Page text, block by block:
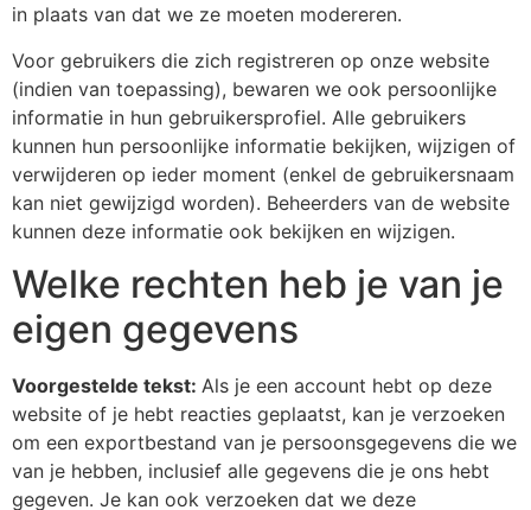
in plaats van dat we ze moeten modereren.
Voor gebruikers die zich registreren op onze website
(indien van toepassing), bewaren we ook persoonlijke
informatie in hun gebruikersprofiel. Alle gebruikers
kunnen hun persoonlijke informatie bekijken, wijzigen of
verwijderen op ieder moment (enkel de gebruikersnaam
kan niet gewijzigd worden). Beheerders van de website
kunnen deze informatie ook bekijken en wijzigen.
Welke rechten heb je van je
eigen gegevens
Voorgestelde tekst: Als je een account hebt op deze
website of je hebt reacties geplaatst, kan je verzoeken
om een exportbestand van je persoonsgegevens die we
van je hebben, inclusief alle gegevens die je ons hebt
gegeven. Je kan ook verzoeken dat we deze